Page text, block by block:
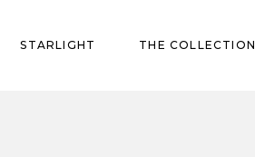
STARLIGHT THE COLLECTION